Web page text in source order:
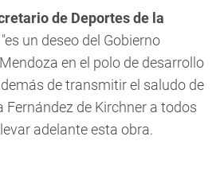
de Deportes de la
un deseo del Gobierno
en el polo de desarrollo
de transmitir el saludo de
Fernández de Kirchner a todos
adelante esta obra.